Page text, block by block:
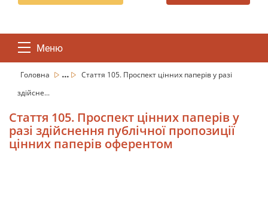
Меню
Головна ...
Стаття 105. Проспект цінних паперів у разі
здійсне...
Стаття 105. Проспект цінних паперів у
разі здійснення публічної пропозиції
цінних паперів оферентом